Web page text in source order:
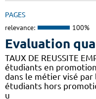
PAGES
relevance: 100%
Evaluation
TAUX DE REUSSITE
étudiants en
dans le métier visé
étudiants hors
u